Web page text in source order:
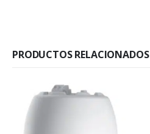
PRODUCTOS RELACIONADOS